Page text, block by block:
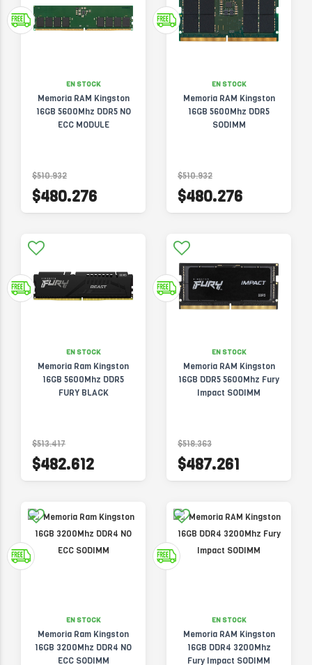
EN STOCK
Memoria RAM Kingston
16GB 5600Mhz DDR5 NO
ECC MODULE
$510.932
$480.276
EN STOCK
Memoria RAM Kingston
16GB 5600Mhz DDR5
SODIMM
$510.932
$480.276
EN STOCK
Memoria Ram Kingston
16GB 5600Mhz DDR5
FURY BLACK
$513.417
$482.612
EN STOCK
Memoria RAM Kingston
16GB DDR5 5600Mhz Fury
Impact SODIMM
$518.363
$487.261
EN STOCK
Memoria Ram Kingston
16GB 3200Mhz DDR4 NO
ECC SODIMM
EN STOCK
Memoria RAM Kingston
16GB DDR4 3200Mhz
Fury Impact SODIMM